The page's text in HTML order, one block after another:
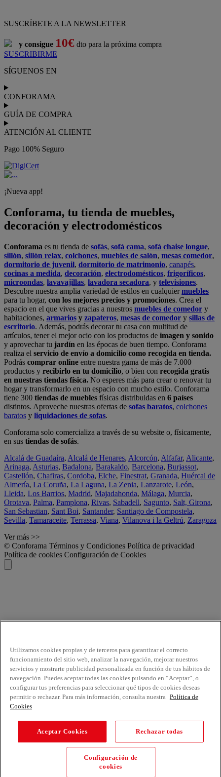
SUSCRÍBETE A LA NEWSLETTER
y consigue 10€ dto para la próxima compra
SUSCRIBIRME
SÍGUENOS EN
CONFORAMA
GUÍA DE COMPRA
ATENCIÓN AL CLIENTE
Pago 100% Seguro
¡Nueva app!
Conforama, tu tienda de muebles,
decoración y electrodomésticos
Conforama es tu tienda de sofás, sofá cama, sofá chaise longue,
sillón, sillón relax, colchones, muebles de salón, mesas comedor,
dormitorio de juvenil, dormitorio de matrimonio, canapés,
cocinas a medida, decoración, electrodomésticos, frigoríficos,
microondas, lavavajillas, lavadora secadora, y televisiones.
Descubre nuestra amplia variedad de estilos en cualquiermuebles
para tu hogar, con los mejores precios y promociones. Crea el
espacio en el que vives gracias a nuestros muebles de comedor y
habitaciones, armarios y zapateros, mesas de comedor y sillas de
escritorio. Además, podrás decorar tu casa con multitud de
artículos, tener el mejor ocio con los productos de imagen y sonido
y aprovechar tu jardín en las épocas de buen tiempo. Conforama
realiza el servicio de envío a domicilio como recogida en tienda.
Podrás comprar online entre nuestra gama de más de 7.000
productos y recibirlo en tu domicilio, o bien con recogida gratis
en nuestras tiendas física. No esperes más para crear o renovar tu
hogar y transformarlo en un espacio con mucho estilo. Conforama
tiene 300 tiendas de muebles físicas distribuidas en 6 países
distintos. Aproveche nuestras ofertas de sofas baratos, colchones
baratos y liquidaciones de sofas.
Conforama solo comercializa a través de su website o, físicamente,
en sus tiendas de sofás.
Alcalá de Guadaíra, Alcalá de Henares, Alcorcón, Alfafar, Alicante,
Arinaga, Asturias, Badalona, Barakaldo, Barcelona, Burjassot,
Castellón, Chafiras, Cordoba, Elche, Finestrat, Granada, Huércal de
Almería, La Coruña, La Laguna, La Zenia, Lanzarote, León,
Lleida, Los Barrios, Madrid, Majadahonda, Málaga, Murcia,
Orotava, Palma, Pamplona, Rivas, Sabadell, Sagunto, Salt, Girona,
San Sebastian, Sant Boi, Santander, Santiago de Compostela,
Sevilla, Tamaraceite, Terrassa, Viana, Vilanova i la Geltrú, Zaragoza
Ver más >>
© Conforama Términos y Condiciones Política de privacidad
Política de cookies Configuración de Cookies
Utilizamos cookies propias y de terceros para garantizar el correcto
funcionamiento del sitio web, analizar la navegación, mejorar nuestros
servicios y mostrarte publicidad personalizada en función de tus hábitos de
navegación. Puedes aceptar todas las cookies pulsando en “Aceptar”, o
configurar tus preferencias para seleccionar qué tipos de cookies deseas
permitir o rechazar. Para más información, consulta nuestra Política de
Cookies
Aceptar Cookies Rechazar todas
Configuración de
cookies